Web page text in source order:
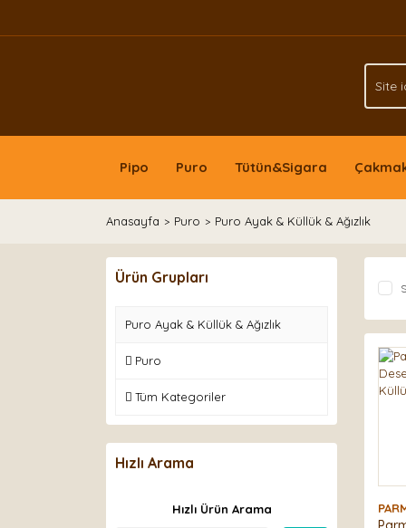
Pipo Puro Tütün&Sigara
Anasayfa Puro Puro Ayak & Küllük & Ağızlık
Ürün Grupları
Puro Ayak & Küllük & Ağızlık
Puro
Tüm Kategoriler
Hızlı Arama
Hızlı Ürün Arama